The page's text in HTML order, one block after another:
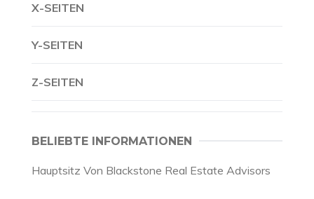
X-SEITEN
Y-SEITEN
Z-SEITEN
BELIEBTE INFORMATIONEN
Hauptsitz Von Blackstone Real Estate Advisors